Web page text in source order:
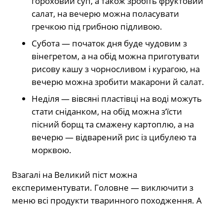
салат, на вечерю можна поласувати
гречкою під грибною підливою.
Субота — початок дня буде чудовим з
вінегретом, а на обід можна приготувати
рисову кашу з чорносливом і курагою, на
вечерю можна зробити макарони й салат.
Неділя — вівсяні пластівці на воді можуть
стати сніданком, на обід можна з’їсти
пісний борщ та смажену картоплю, а на
вечерю — відварений рис із цибулею та
морквою.
Взагалі на Великий піст можна
експериментувати. Головне — виключити з
меню всі продукти тваринного походження. А